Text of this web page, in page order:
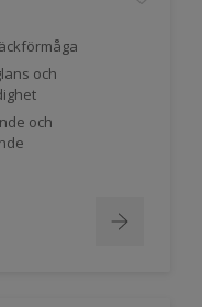
och
och